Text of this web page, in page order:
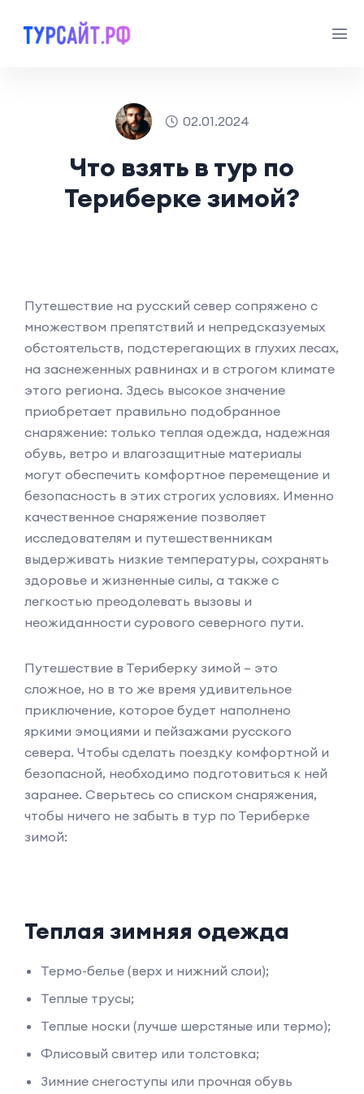
02.01.2024
Что взять в тур по
Териберке зимой?
Путешествие на русский север сопряжено с
множеством препятствий и непредсказуемых
обстоятельств, подстерегающих в глухих лесах,
на заснеженных равнинах и в строгом климате
этого региона. Здесь высокое значение
приобретает правильно подобранное
снаряжение: только теплая одежда, надежная
обувь, ветро и влагозащитные материалы
могут обеспечить комфортное перемещение и
безопасность в этих строгих условиях. Именно
качественное снаряжение позволяет
исследователям и путешественникам
выдерживать низкие температуры, сохранять
здоровье и жизненные силы, а также с
легкостью преодолевать вызовы и
неожиданности сурового северного пути.
Путешествие в Териберку зимой – это
сложное, но в то же время удивительное
приключение, которое будет наполнено
яркими эмоциями и пейзажами русского
севера. Чтобы сделать поездку комфортной и
безопасной, необходимо подготовиться к ней
заранее. Сверьтесь со списком снаряжения,
чтобы ничего не забыть в тур по Териберке
зимой:
Теплая зимняя одежда
Термо-белье (верх и нижний слои);
Теплые трусы;
Теплые носки (лучше шерстяные или термо);
Флисовый свитер или толстовка;
Зимние снегоступы или прочная обувь